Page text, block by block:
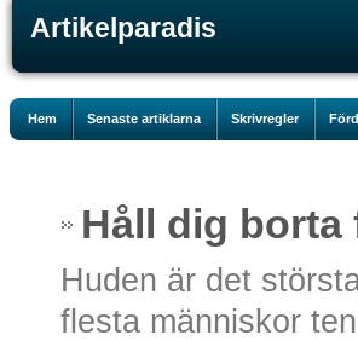
Artikelparadis
Hem Senaste artiklarna Skrivregler
Håll dig
Huden är det
flesta människor